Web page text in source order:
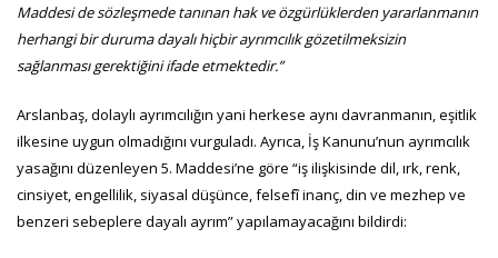
Maddesi de sözleşmede tanınan hak ve özgürlüklerden yararlanmanın
herhangi bir duruma dayalı hiçbir ayrımcılık gözetilmeksizin
sağlanması gerektiğini ifade etmektedir.”
Arslanbaş, dolaylı ayrımcılığın yani herkese aynı davranmanın, eşitlik
ilkesine uygun olmadığını vurguladı. Ayrıca, İş Kanunu’nun ayrımcılık
yasağını düzenleyen 5. Maddesi’ne göre “iş ilişkisinde dil, ırk, renk,
cinsiyet, engellilik, siyasal düşünce, felsefî inanç, din ve mezhep ve
benzeri sebeplere dayalı ayrım” yapılamayacağını bildirdi: